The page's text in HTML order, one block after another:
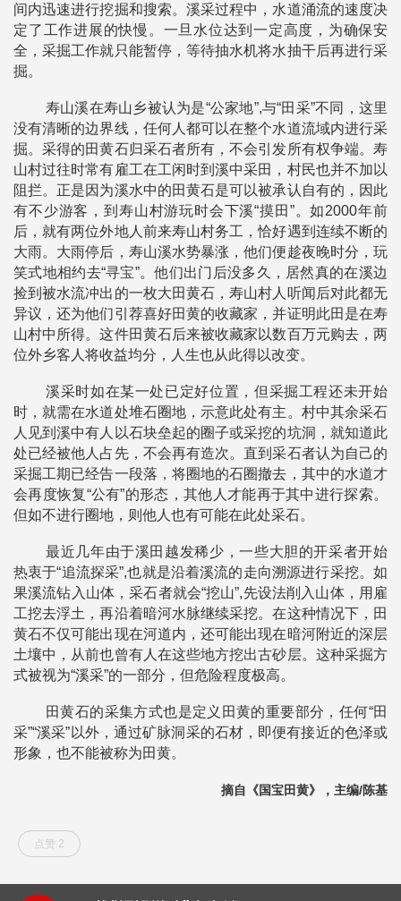
间内迅速进行挖掘和搜索。溪采过程中，水道涌流的速度决
定了工作进展的快慢。一旦水位达到一定高度，为确保安
全，采掘工作就只能暂停，等待抽水机将水抽干后再进行采
掘。
寿山溪在寿山乡被认为是“公家地”,与“田采”不同，这里
没有清晰的边界线，任何人都可以在整个水道流域内进行采
掘。采得的田黄石归采石者所有，不会引发所有权争端。寿
山村过往时常有雇工在工闲时到溪中采田，村民也并不加以
阻拦。正是因为溪水中的田黄石是可以被承认自有的，因此
有不少游客，到寿山村游玩时会下溪“摸田”。如2000年前
后，就有两位外地人前来寿山村务工，恰好遇到连续不断的
大雨。大雨停后，寿山溪水势暴涨，他们便趁夜晚时分，玩
笑式地相约去“寻宝”。他们出门后没多久，居然真的在溪边
捡到被水流冲出的一枚大田黄石，寿山村人听闻后对此都无
异议，还为他们引荐喜好田黄的收藏家，并证明此田是在寿
山村中所得。这件田黄石后来被收藏家以数百万元购去，两
位外乡客人将收益均分，人生也从此得以改变。
溪采时如在某一处已定好位置，但采掘工程还未开始
时，就需在水道处堆石圈地，示意此处有主。村中其余采石
人见到溪中有人以石块垒起的圈子或采挖的坑洞，就知道此
处已经被他人占先，不会再有造次。直到采石者认为自己的
采掘工期已经告一段落，将圈地的石圈撤去，其中的水道才
会再度恢复“公有”的形态，其他人才能再于其中进行探索。
但如不进行圈地，则他人也有可能在此处采石。
最近几年由于溪田越发稀少，一些大胆的开采者开始
热衷于“追流探采”,也就是沿着溪流的走向溯源进行采挖。如
果溪流钻入山体，采石者就会“挖山”,先设法削入山体，用雇
工挖去浮土，再沿着暗河水脉继续采挖。在这种情况下，田
黄石不仅可能出现在河道内，还可能出现在暗河附近的深层
土壤中，从前也曾有人在这些地方挖出古砂层。这种采掘方
式被视为“溪采”的一部分，但危险程度极高。
田黄石的采集方式也是定义田黄的重要部分，任何“田
采”“溪采”以外，通过矿脉洞采的石材，即便有接近的色泽或
形象，也不能被称为田黄。
摘自《国宝田黄》，主编/陈基
点赞 2